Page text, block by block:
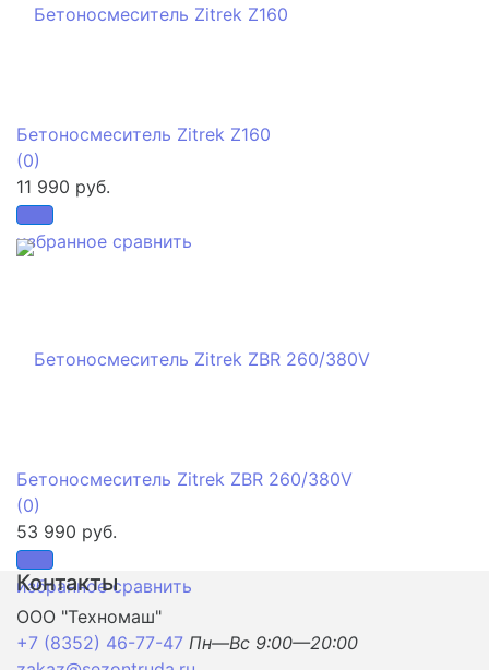
избранное сравнить
Бетоносмеситель Zitrek Z160
(0)
11 990 руб.
избранное сравнить
Бетоносмеситель Zitrek ZBR 260/380V
(0)
53 990 руб.
Контакты
ООО "Техномаш"
+7 (8352) 46-77-47 Пн—Вс 9:00—20:00